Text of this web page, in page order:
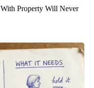
Property Will Never